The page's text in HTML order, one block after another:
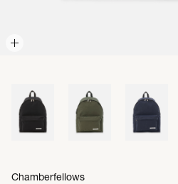
Chamberfellows